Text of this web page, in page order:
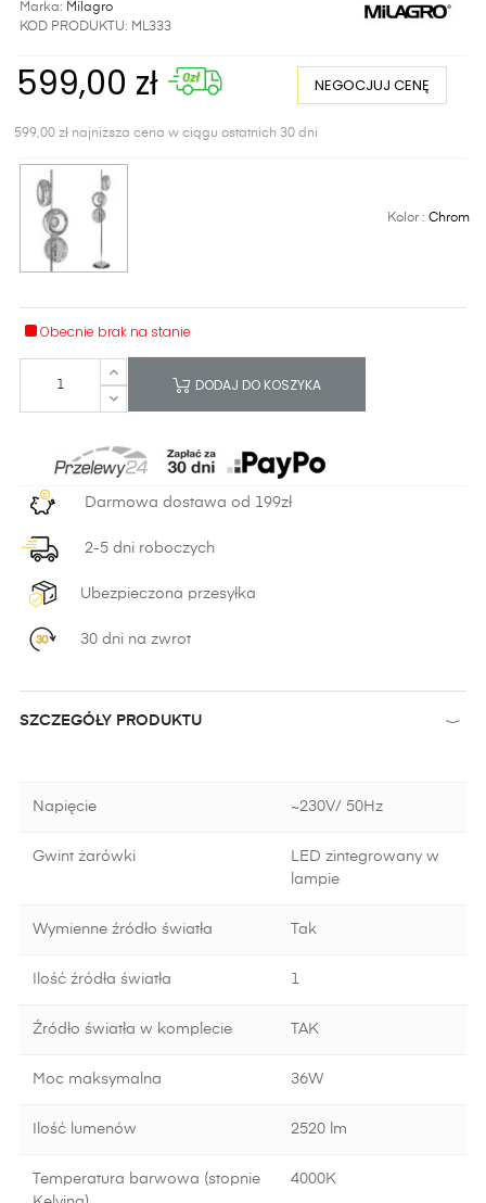
Marka: Milagro
KOD PRODUKTU: ML333
599,00 zł NEGOCJUJ CENĘ
599,00 zł najniższa cena w ciągu ostatnich 30 dni
Kolor :Chrom
Obecnie brak na stanie
DODAJ DO KOSZYKA
Darmowa dostawa od 199zł
2-5 dni roboczych
Ubezpieczona przesyłka
30 dni na zwrot
SZCZEGÓŁY PRODUKTU
Napięcie ~230V/ 50Hz
Gwint żarówki
LED zintegrowany w
lampie
Wymienne źródło światła Tak
Ilość źródła światła 1
Źródło światła w komplecie TAK
Moc maksymalna 36W
Ilość lumenów 2520 lm
Temperatura barwowa (stopnie
4000K